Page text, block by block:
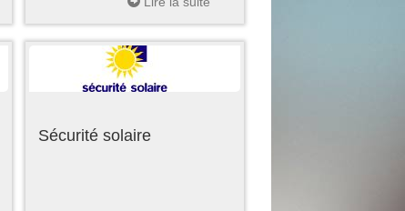
Sécurité solaire